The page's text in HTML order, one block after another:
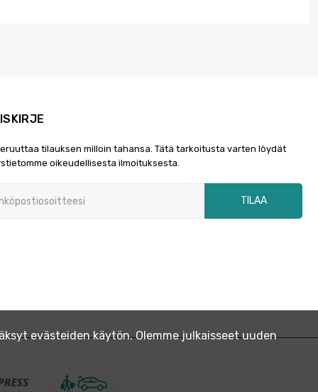
tilauksen milloin tahansa. Tätä tarkoitusta varten löydät
oikeudellisesta ilmoituksesta.
TILAA
evästeiden käytön. Olemme julkaisseet uuden